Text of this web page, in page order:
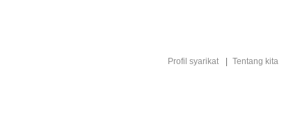
Profil syarikat Tentang kita